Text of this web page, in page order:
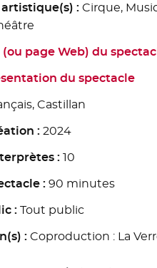
: Cirque,
page Web) du
du spectacle-
Castillan
: 2024
: 10
: 90 minutes
: Tout public
: Coproduction : La